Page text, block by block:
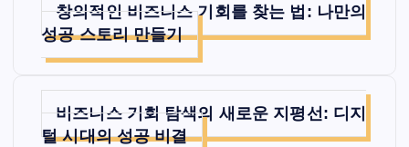
탐
색
창의적인 비즈니스 기회를 찾는 법: 나만의
성공 스토리 만들기
비즈니스 기회 탐색의 새로운 지평선: 디지
털 시대의 성공 비결